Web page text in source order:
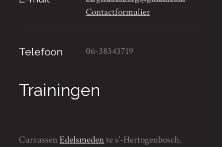
Contactformulier
Telefoon 06-38343719
Trainingen
CursussenEdelsmedente s'-Hertogenbosch.